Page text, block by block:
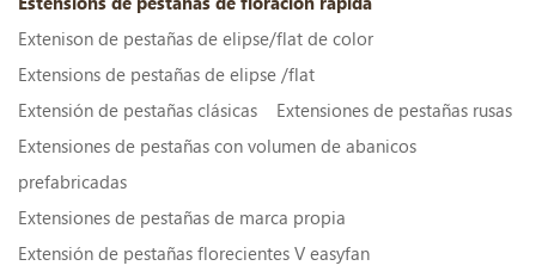
Extenison de pestañas de elipse/flat de color
Extensions de pestañas de elipse /flat
Extensión de pestañas clásicas
Extensiones de pestañas rusas
Extensiones de pestañas con volumen de abanicos
prefabricadas
Extensiones de pestañas de marca propia
Extensión de pestañas florecientes V easyfan